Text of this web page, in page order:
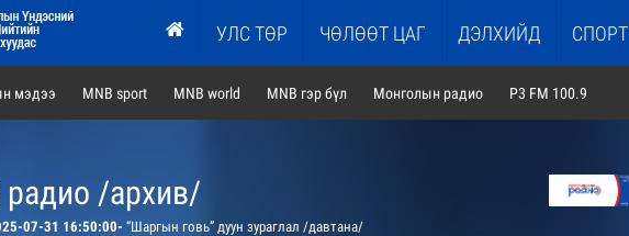
УЛС ТӨР ЧӨЛӨӨТ ЦАГ ДЭЛХИЙД СПОРТ
мэдээ MNB sport MNB world MNB гэр бүл Монголын радио P3 FM 100.9
/архив/
07-31 16:50:00- “Шаргын говь” дуун зураглал /давтана/